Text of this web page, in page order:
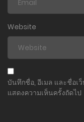
Website
บันทึกชื่อ, อีเมล และชื่อเ
แสดงความเห็นครั้งถัดไป